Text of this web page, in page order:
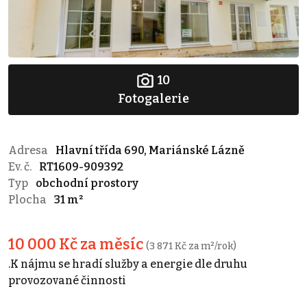
10
Fotogalerie
Adresa
Hlavní třída 690, Mariánské Lázně
Ev. č.
RT1609-909392
Typ
obchodní prostory
Plocha
31 m²
10 000 Kč za měsíc (3 871 Kč za m²/rok)
.K nájmu se hradí služby a energie dle druhu
provozované činnosti